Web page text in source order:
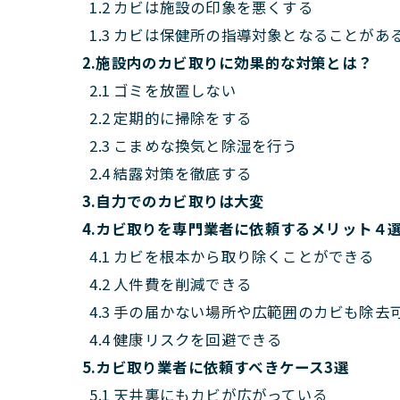
1.2 カビは施設の印象を悪くする
1.3 カビは保健所の指導対象となることがあ
2.施設内のカビ取りに効果的な対策とは？
2.1 ゴミを放置しない
2.2 定期的に掃除をする
2.3 こまめな換気と除湿を行う
2.4 結露対策を徹底する
3.自力でのカビ取りは大変
4.カビ取りを専門業者に依頼するメリット４
4.1 カビを根本から取り除くことができる
4.2 人件費を削減できる
4.3 手の届かない場所や広範囲のカビも除去
4.4 健康リスクを回避できる
5.カビ取り業者に依頼すべきケース3選
5.1 天井裏にもカビが広がっている